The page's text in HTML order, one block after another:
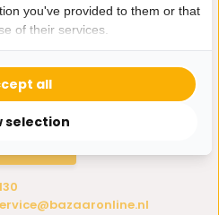
je klaar.
you've provided to them or that
of their services.
selection
all